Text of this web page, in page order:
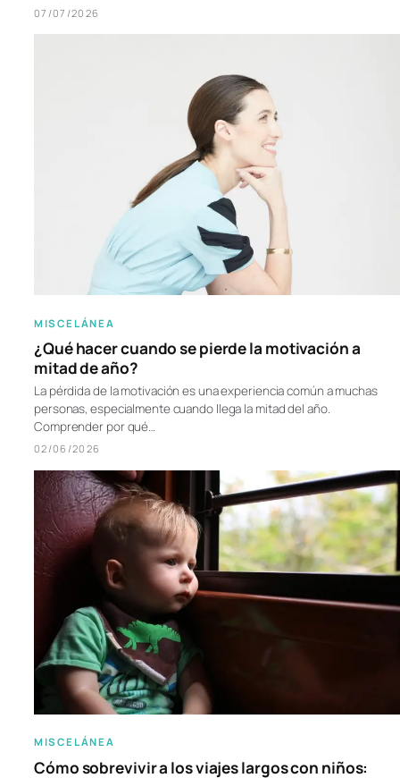
07/07/2026
MISCELÁNEA
¿Qué hacer cuando se pierde la motivación a
mitad de año?
La pérdida de la motivación es una experiencia común a muchas
personas, especialmente cuando llega la mitad del año.
Comprender por qué…
02/06/2026
MISCELÁNEA
Cómo sobrevivir a los viajes largos con niños: